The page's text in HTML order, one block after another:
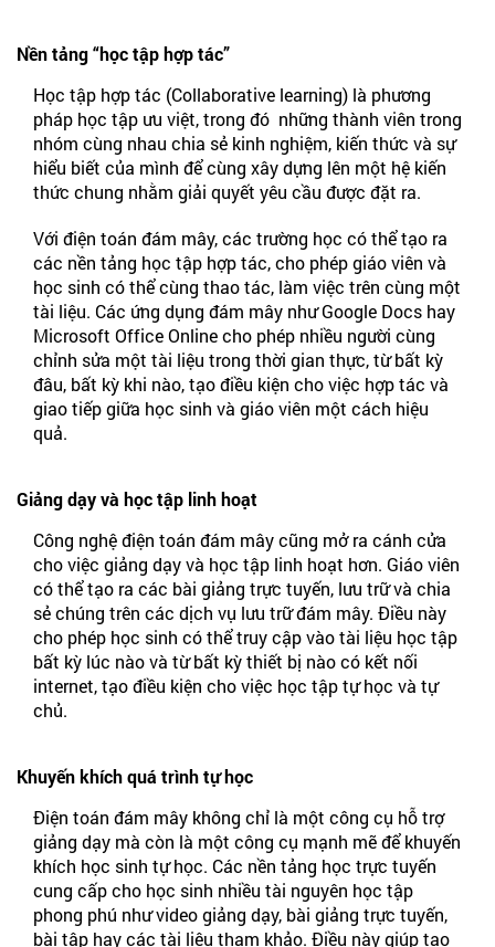
Nền tảng “học tập hợp tác”
Học tập hợp tác (Collaborative learning) là phương
pháp học tập ưu việt, trong đó những thành viên trong
nhóm cùng nhau chia sẻ kinh nghiệm, kiến thức và sự
hiểu biết của mình để cùng xây dựng lên một hệ kiến
thức chung nhằm giải quyết yêu cầu được đặt ra.
Với điện toán đám mây, các trường học có thể tạo ra
các nền tảng học tập hợp tác, cho phép giáo viên và
học sinh có thể cùng thao tác, làm việc trên cùng một
tài liệu. Các ứng dụng đám mây như Google Docs hay
Microsoft Office Online cho phép nhiều người cùng
chỉnh sửa một tài liệu trong thời gian thực, từ bất kỳ
đâu, bất kỳ khi nào, tạo điều kiện cho việc hợp tác và
giao tiếp giữa học sinh và giáo viên một cách hiệu
quả.
Giảng dạy và học tập linh hoạt
Công nghệ điện toán đám mây cũng mở ra cánh cửa
cho việc giảng dạy và học tập linh hoạt hơn. Giáo viên
có thể tạo ra các bài giảng trực tuyến, lưu trữ và chia
sẻ chúng trên các dịch vụ lưu trữ đám mây. Điều này
cho phép học sinh có thể truy cập vào tài liệu học tập
bất kỳ lúc nào và từ bất kỳ thiết bị nào có kết nối
internet, tạo điều kiện cho việc học tập tự học và tự
chủ.
Khuyến khích quá trình tự học
Điện toán đám mây không chỉ là một công cụ hỗ trợ
giảng dạy mà còn là một công cụ mạnh mẽ để khuyến
khích học sinh tự học. Các nền tảng học trực tuyến
cung cấp cho học sinh nhiều tài nguyên học tập
phong phú như video giảng dạy, bài giảng trực tuyến,
bài tập hay các tài liệu tham khảo. Điều này giúp tạo